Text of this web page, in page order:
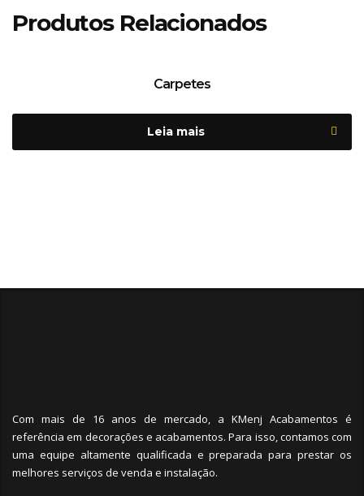
Produtos Relacionados
Carpetes
Leia mais
Com mais de 16 anos de mercado, a KMenj Acabamentos é
referência em decorações e acabamentos. Para isso, contamos com
uma equipe altamente qualificada e preparada para prestar os
melhores serviços de venda e instalação.